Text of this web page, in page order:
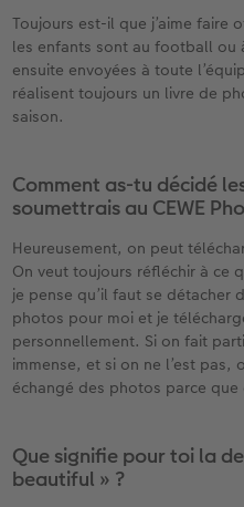
Toujours est-il que j’aime
les enfants sont au football ou
ensuite envoyées à toute
réalisent toujours un livre de
saison.
Comment as-tu décidé
soumettrais au CEWE
Heureusement, on peut
On veut toujours réfléchir à ce
je pense qu’il faut se détacher
photos pour moi et je
personnellement. Si on fait
immense, et si on ne l’est pas,
échangé des photos parce que
Que signifie pour toi la
beautiful » ?